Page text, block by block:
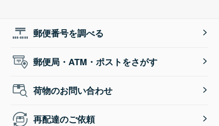
郵便番号を調べる
郵便局・ATM・ポストをさがす
荷物のお問い合わせ
再配達のご依頼